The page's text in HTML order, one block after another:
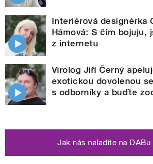
Interiérová designérka
Hámová: S čím bojuju,
z internetu
Virolog Jiří Černý
exotickou dovolenou
s odborníky a buďte
Jak nás naladíte na DABu